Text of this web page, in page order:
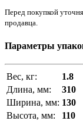
Перед покупкой
продавца.
Параметры
Вес, кг:
1.8
Длина, мм:
310
Ширина, мм: 130
Высота, мм:
110